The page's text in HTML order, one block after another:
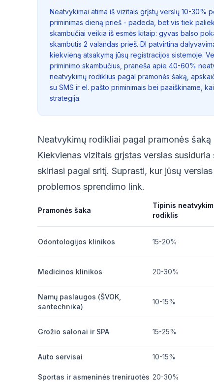
Neatvykimai atima iš vizitais grįstų verslų 10-30%
priminimas dieną prieš - padeda, bet vis tiek
skambučiai veikia iš esmės kitaip: gyvas balso
skambutis 2 valandas prieš. DI patvirtina
kiekvieną atsakymą jūsų registracijos sistemoje.
priminimo skambučius, praneša apie 40-60%
neatvykimų rodiklius pagal pramonės šaką,
su SMS ir el. pašto priminimais bei paaiškiname,
strategija.
Neatvykimų rodikliai pagal pramonės šaką
Kiekvienas vizitais grįstas verslas
skiriasi pagal sritį. Suprasti, kur jūsų
problemos sprendimo link.
Pramonės šaka
Tipinis
rodiklis
Odontologijos klinikos 15-20%
Medicinos klinikos 20-30%
Namų paslaugos (ŠVOK,
santechnika)
10-15%
Grožio salonai ir SPA 15-25%
Auto servisai 10-15%
Sportas ir asmeninės treniruotės 20-30%